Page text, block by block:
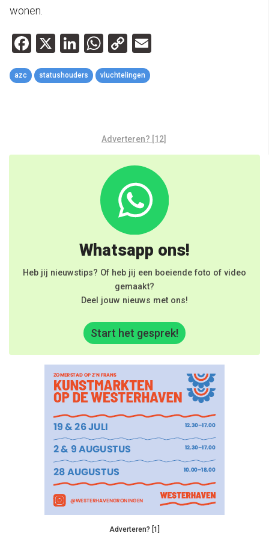
wonen.
Facebook
X LinkedIn
WhatsApp
Copy
Link
azc statushouders vluchtelingen
Adverteren? [12]
Whatsapp ons!
Heb jij nieuwstips? Of heb jij een boeiende foto of video
gemaakt?
Deel jouw nieuws met ons!
Start het gesprek!
Adverteren? [1]